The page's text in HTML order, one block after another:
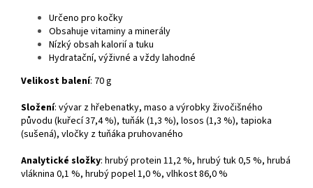
Určeno pro kočky
Obsahuje vitaminy a minerály
Nízký obsah kalorií a tuku
Hydratační, výživné a vždy lahodné
Velikost balení: 70 g
Složení: vývar z hřebenatky, maso a výrobky živočišného
původu (kuřecí 37,4 %), tuňák (1,3 %), losos (1,3 %), tapioka
(sušená), vločky z tuňáka pruhovaného
Analytické složky: hrubý protein 11,2 %, hrubý tuk 0,5 %, hrubá
vláknina 0,1 %, hrubý popel 1,0 %, vlhkost 86,0 %